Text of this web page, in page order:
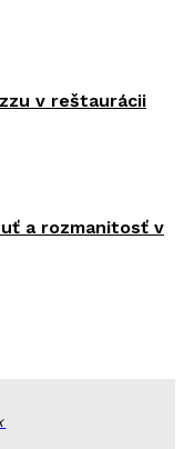
v reštaurácii
a rozmanitosť v